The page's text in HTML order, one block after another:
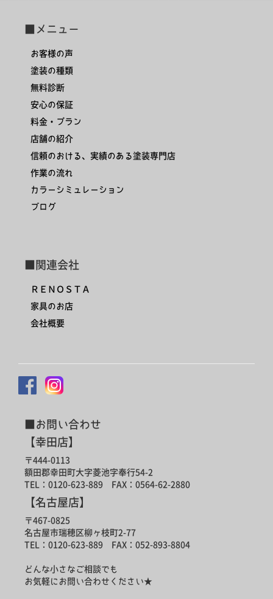
■メニュー
お客様の声
塗装の種類
無料診断
安心の保証
料金・プラン
店舗の紹介
信頼のおける、実績のある塗装専門店
作業の流れ
カラーシミュレーション
ブログ
■関連会社
ＲＥＮＯＳＴＡ
家具のお店
会社概要
■お問い合わせ
【幸田店】
〒444-0113
額田郡幸田町大字菱池字奉行54-2
TEL：0120-623-889 FAX：0564-62-2880
【名古屋店】
〒467-0825
名古屋市瑞穂区柳ヶ枝町2-77
TEL：0120-623-889 FAX：052-893-8804
どんな小さなご相談でも
お気軽にお問い合わせください★